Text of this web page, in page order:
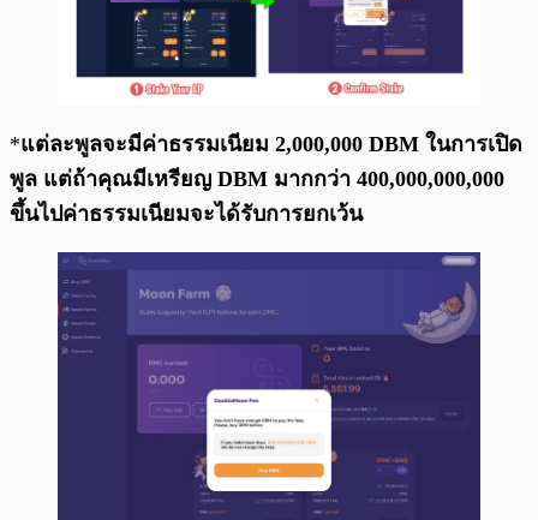
*แต่ละพูลจะมีค่าธรรมเนียม 2,000,000 DBM ในการเปิด
พูล แต่ถ้าคุณมีเหรียญ DBM มากกว่า 400,000,000,000
ขึ้นไปค่าธรรมเนียมจะได้รับการยกเว้น